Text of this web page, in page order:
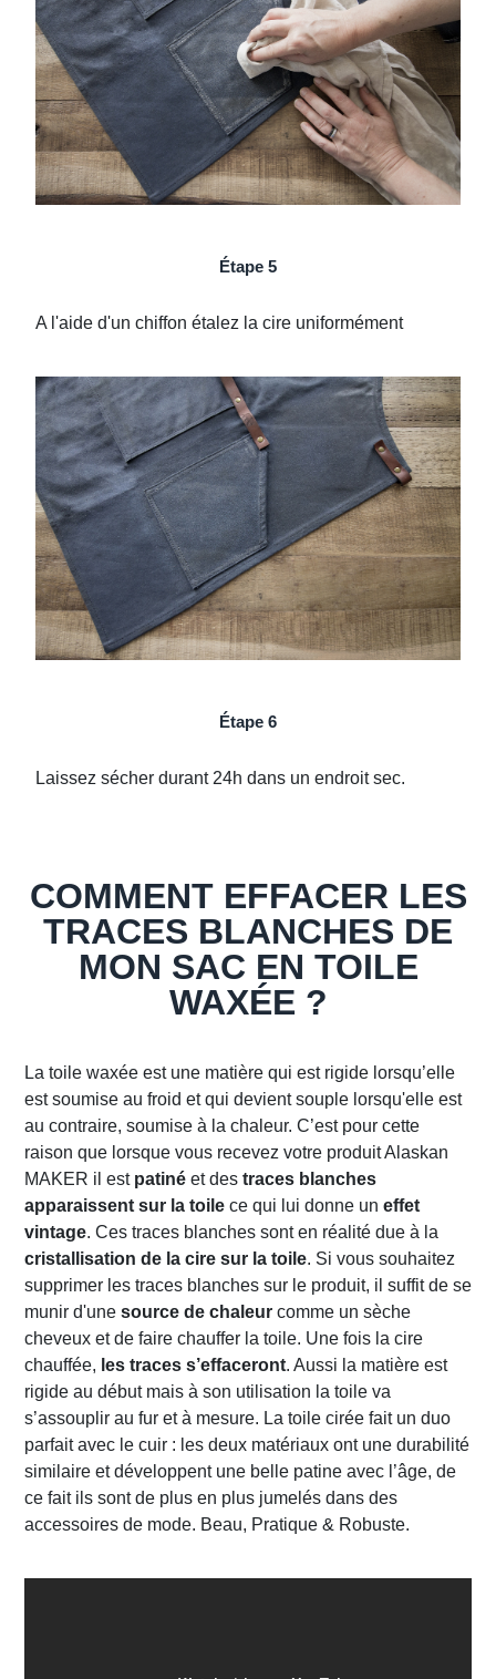
Étape 5
A l'aide d'un chiffon étalez la cire uniformément
Étape 6
Laissez sécher durant 24h dans un endroit sec.
COMMENT EFFACER LES
TRACES BLANCHES DE
MON SAC EN TOILE
WAXÉE ?
La toile waxée est une matière qui est rigide lorsqu’elle
est soumise au froid et qui devient souple lorsqu'elle est
au contraire, soumise à la chaleur. C’est pour cette
raison que lorsque vous recevez votre produit Alaskan
MAKER il est patiné et des traces blanches
apparaissent sur la toile ce qui lui donne un effet
vintage. Ces traces blanches sont en réalité due à la
cristallisation de la cire sur la toile. Si vous souhaitez
supprimer les traces blanches sur le produit, il suffit de se
munir d'une source de chaleur comme un sèche
cheveux et de faire chauffer la toile. Une fois la cire
chauffée, les traces s’effaceront. Aussi la matière est
rigide au début mais à son utilisation la toile va
s’assouplir au fur et à mesure. La toile cirée fait un duo
parfait avec le cuir : les deux matériaux ont une durabilité
similaire et développent une belle patine avec l’âge, de
ce fait ils sont de plus en plus jumelés dans des
accessoires de mode. Beau, Pratique & Robuste.